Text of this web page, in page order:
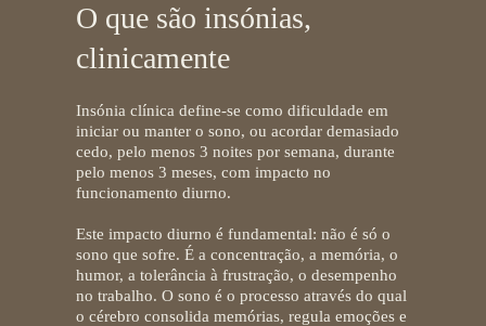
O que são insónias,
clinicamente
Insónia clínica define-se como dificuldade em
iniciar ou manter o sono, ou acordar demasiado
cedo, pelo menos 3 noites por semana, durante
pelo menos 3 meses, com impacto no
funcionamento diurno.
Este impacto diurno é fundamental: não é só o
sono que sofre. É a concentração, a memória, o
humor, a tolerância à frustração, o desempenho
no trabalho. O sono é o processo através do qual
o cérebro consolida memórias, regula emoções e